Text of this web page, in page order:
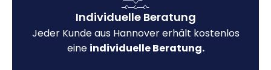
Individuelle Beratung
Jeder Kunde aus Hannover erhält kostenlos
eine individuelle Beratung.